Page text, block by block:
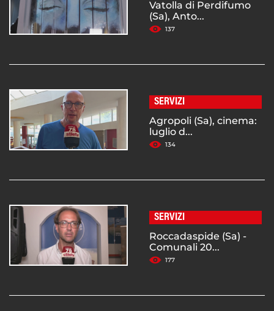
Vatolla di Perdifumo
(Sa), Anto...
137
SERVIZI
Agropoli (Sa), cinema:
luglio d...
134
SERVIZI
Roccadaspide (Sa) -
Comunali 20...
177